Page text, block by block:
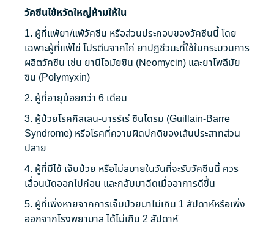
วัคซีนไข้หวัดใหญ่ห้ามให้ใน
1. ผู้ที่แพ้ยา/แพ้วัคซีน หรือส่วนประกอบของวัคซีนนี้ โดย
เฉพาะผู้ที่แพ้ไข่ โปรตีนจากไก่ ยาปฏิชีวนะที่ใช้ในกระบวนการ
ผลิตวัคซีน เช่น ยานีโอมัยซิน (Neomycin) และยาโพลีมัย
ซิน (Polymyxin)
2. ผู้ที่อายุน้อยกว่า 6 เดือน
3. ผู้ป่วยโรคกิลเลน-บารร์เร่ ซินโดรม (Guillain-Barre
Syndrome) หรือโรคที่ความผิดปกติของเส้นประสาทส่วน
ปลาย
4. ผู้ที่มีไข้ เจ็บป่วย หรือไม่สบายในวันที่จะรับวัคซีนนี้ ควร
เลื่อนนัดออกไปก่อน และกลับมาฉีดเมื่ออาการดีขึ้น
5. ผู้ที่เพิ่งหายจากการเจ็บป่วยมาไม่เกิน 1 สัปดาห์หรือเพิ่ง
ออกจากโรงพยาบาล ได้ไม่เกิน 2 สัปดาห์